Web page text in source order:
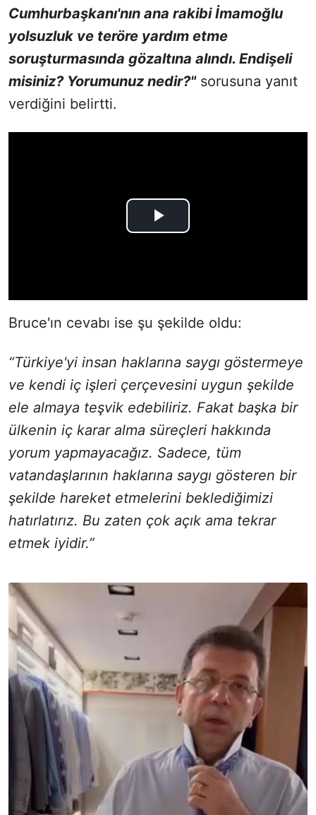
Cumhurbaşkanı'nın ana rakibi İmamoğlu
yolsuzluk ve teröre yardım etme
soruşturmasında gözaltına alındı. Endişeli
misiniz? Yorumunuz nedir?"sorusuna yanıt
verdiğini belirtti.
Bruce'ın cevabı ise şu şekilde oldu:
“Türkiye'yi insan haklarına saygı göstermeye
ve kendi iç işleri çerçevesini uygun şekilde
ele almaya teşvik edebiliriz. Fakat başka bir
ülkenin iç karar alma süreçleri hakkında
yorum yapmayacağız. Sadece, tüm
vatandaşlarının haklarına saygı gösteren bir
şekilde hareket etmelerini beklediğimizi
hatırlatırız. Bu zaten çok açık ama tekrar
etmek iyidir.”